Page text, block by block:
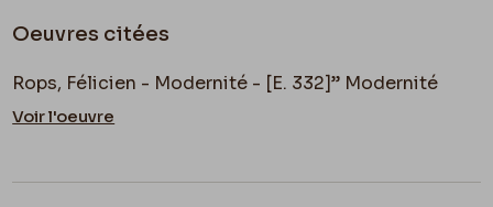
Oeuvres citées
Rops, Félicien - Modernité - [E. 332]” Modernité
Voir l'oeuvre